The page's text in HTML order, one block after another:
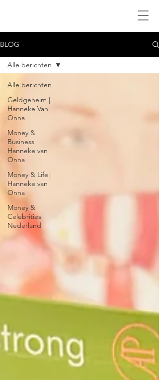
BLOG
Alle berichten
Geldgeheim |
Hanneke Van
Onna
Money &
Business |
Hanneke van
Onna
Money & Life |
Hanneke van
Onna
Money &
Celebrities |
Nederland
Alle berichten